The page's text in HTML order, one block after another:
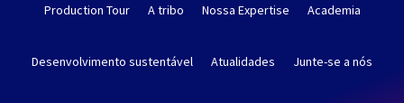
Production Tour A tribo Nossa Expertise Academia
Desenvolvimento sustentável Atualidades Junte-se a nós